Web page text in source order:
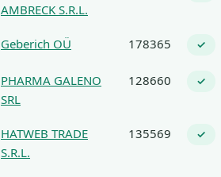
AMBRECK S.R.L.
Geberich OÜ 178365 ✓
PHARMA GALENO
SRL
128660 ✓
HATWEB TRADE
S.R.L.
135569 ✓